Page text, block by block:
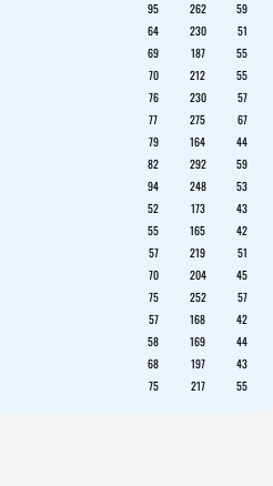
95 262
59
64 230
51
69 187
55
70 212
55
76 230
57
77 275
67
79 164
44
82 292
59
94 248
53
52 173
43
55 165
42
57 219
51
70 204
45
75 252
57
57 168
42
58 169
44
68 197
43
75 217 55